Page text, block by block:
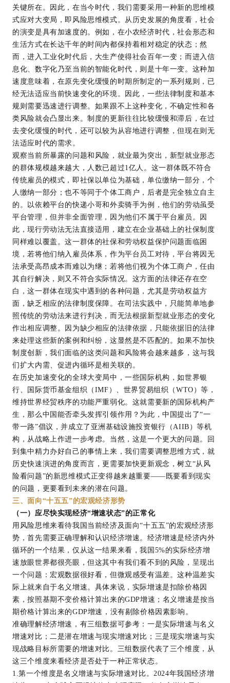
关键所在。因此，在当今时代，我们需要采用一种新的思维模
式应对大变局，即风险思维模式。从历史发展的角度看，社会
的演变是具有加速度的。例如，在小农经济时代，社会形态和
生活方式在长达千年的时间内都保持着相对稳定的状态；然
而，进入工业化时代后，大生产使得社会百年一变；而进入信
息化、数字化乃至当前的智能化时代，则是十年一变。这种加
速度意味着，在原先变化缓慢的时期所制定的一系列规则，已
经无法适应当前快速变化的环境。因此，一些法律制度和基本
规则需要迅速进行调整。如果跟不上这种变化，不确定性和各
类风险就会凸显出来。制度的更新往往比较缓慢和滞后，在过
去变化缓慢的时代，还可以较为从容地进行调整，但现在则无
法适应时代的需求。
观察当前所暴露的问题和风险，就业最为突出，新型就业形态
的群体规模越来越大，人数已超过1亿人。这一群体既不符合
传统雇员的模式，即社保以单位为基础，单位缴纳一部分，个
人缴纳一部分；也不等同于个体工商户，后者是完全独立自主
的。以依赖平台的快递小哥和外卖骑手为例，他们的劳动虽受
平台管理，但并非全面管理，因为他们不属于平台雇员。因
此，现行劳动法无法直接适用，建立在企业基础上的社保制度
同样难以覆盖。这一群体的社保和劳动权益保护问题面临困
境，若将他们纳入雇员体系，作为平台员工对待，平台将因无
法承受高昂成本而难以为继；若将他们视为个体工商户，任由
其自行解决，则又不符合实际情况。这方面的法律还存在空
白，这一群体在现实中遇到的各种问题，尤其是劳动权益方
面，缺乏相应的法律制度保障。在司法实践中，只能简单地参
照传统的劳动法来进行判决，而无法根据新型就业形态的变化
作出相应调整。因为缺少相应的法律依据，只能依据旧的法律
来处理这些新的案例和纠纷，这显然是不匹配的。如果不加快
制度创新，我们面临的这类问题和风险将会越来越多，这与我
们扩大内需、促进内循环是相关联的。
在历史加速变化的全球大变局中，一些国际机构，如世界银
行、国际货币基金组织（IMF）、世界贸易组织（WTO）等，
维持世界经贸秩序的功能严重弱化。这就需要新的国际机构产
生，那么中国能否牵头发挥引领作用？为此，中国提出了“一
带一路”倡议，并成立了亚洲基础设施投资银行（AIIB）等机
构，从战略上作进一步考虑。当然，这是一个更大的问题。回
到集中精力办好自己的事情上来，我们需要调整思维方式，就
历史快速演进的角度而言，更需要加快更新观念，树立“从风
险看问题”的新思维模式正变得越来越重要——既要看到现实
的问题，更要看到未来的潜在问题。
三、面向“十五五”的宏观经济形势
（一）应尽快实现经济“增速状态”的正常化
用风险思维来看待我国当前经济及面向“十五五”的宏观经济形
势，首先需要正确理解和认识经济增速。经济增速是经济内外
循环的一个结果，仅从这一结果来看，我国5%的实际经济增
速放眼世界都很亮眼，但这其中有我们看不到的风险，呈现出
一个问题：宏观数据很好看，但微观感受有温差。这种温差实
际上就来自于名义增速。具体来说，实际增速是扣除价格因
素，按照基期不变价格计算出来的GDP增速；名义增速是按当
期价格计算出来的GDP增速，没有剔除价格因素影响。
准确理解经济增速，有三组数据可参考：一是实际增速与名义
增速对比；二是潜在增速与现实增速对比；三是现实增速与实
现战略目标所需要的增速对比。三组数据代表了三个维度，从
这三个维度来看经济是否处于一种正常状态。
1.第一个维度是名义增速与实际增速对比。2024年我国经济增